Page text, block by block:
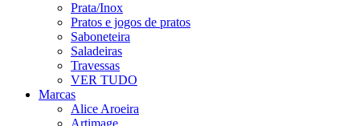
Prata/Inox
Pratos e jogos de pratos
Saboneteira
Saladeiras
Travessas
VER TUDO
Marcas
Alice Aroeira
Artimage